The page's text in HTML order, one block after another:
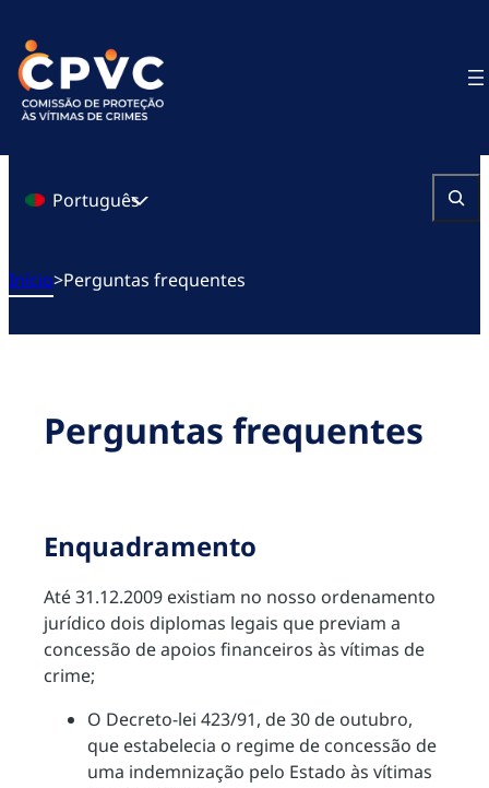
para
o
conteúdo
Português Pesquisa
Início>Perguntas frequentes
Perguntas frequentes
Enquadramento
Até 31.12.2009 existiam no nosso ordenamento
jurídico dois diplomas legais que previam a
concessão de apoios financeiros às vítimas de
crime;
O Decreto-lei 423/91, de 30 de outubro,
que estabelecia o regime de concessão de
uma indemnização pelo Estado às vítimas